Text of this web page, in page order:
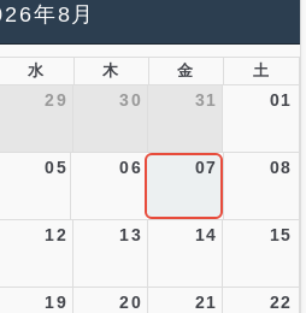
年8月
水 木 金 土
29 30 31 01
05 06 07 08
12 13 14 15
19 20 21 22